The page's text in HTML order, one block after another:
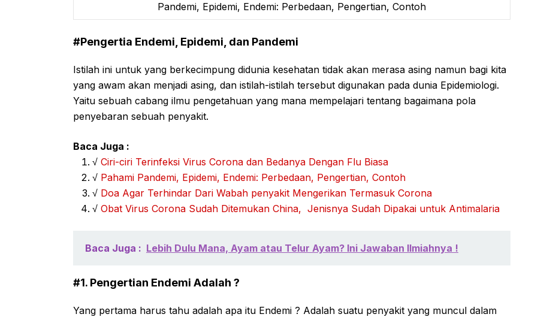
Pandemi, Epidemi, Endemi: Perbedaan, Pengertian, Contoh
#Pengertia Endemi, Epidemi, dan Pandemi
Istilah ini untuk yang berkecimpung didunia kesehatan tidak akan merasa asing namun bagi kita
yang awam akan menjadi asing, dan istilah-istilah tersebut digunakan pada dunia Epidemiologi.
Yaitu sebuah cabang ilmu pengetahuan yang mana mempelajari tentang bagaimana pola
penyebaran sebuah penyakit.
Baca Juga :
√ Ciri-ciri Terinfeksi Virus Corona dan Bedanya Dengan Flu Biasa
√ Pahami Pandemi, Epidemi, Endemi: Perbedaan, Pengertian, Contoh
√ Doa Agar Terhindar Dari Wabah penyakit Mengerikan Termasuk Corona
√ Obat Virus Corona Sudah Ditemukan China, Jenisnya Sudah Dipakai untuk Antimalaria
Baca Juga : Lebih Dulu Mana, Ayam atau Telur Ayam? Ini Jawaban Ilmiahnya !
#1. Pengertian Endemi Adalah ?
Yang pertama harus tahu adalah apa itu Endemi ? Adalah suatu penyakit yang muncul dalam